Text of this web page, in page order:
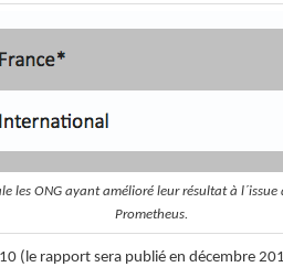
les ONG ayant amélioré leur résultat à
Prometheus.
(le rapport sera publié en décembre